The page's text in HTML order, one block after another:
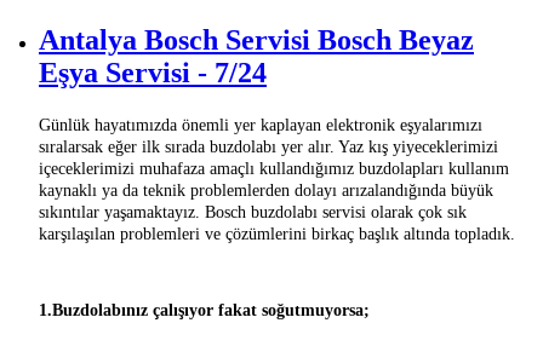
Antalya Bosch Servisi Bosch Beyaz
Eşya Servisi - 7/24
Günlük hayatımızda önemli yer kaplayan elektronik eşyalarımızı
sıralarsak eğer ilk sırada buzdolabı yer alır. Yaz kış yiyeceklerimizi
içeceklerimizi muhafaza amaçlı kullandığımız buzdolapları kullanım
kaynaklı ya da teknik problemlerden dolayı arızalandığında büyük
sıkıntılar yaşamaktayız. Bosch buzdolabı servisi olarak çok sık
karşılaşılan problemleri ve çözümlerini birkaç başlık altında topladık.
1.Buzdolabınız çalışıyor fakat soğutmuyorsa;